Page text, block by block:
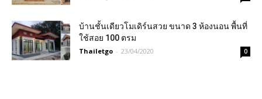
บ้านชั้นเดียวโมเดิร์นสวย ขนาด 3 ห้องนอน พื้นที่
ใช้สอย 100 ตรม
Thailetgo - 23/04/2020 0